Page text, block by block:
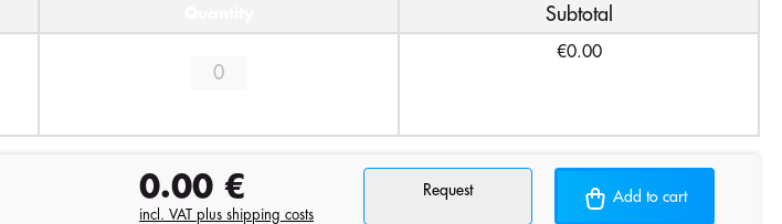
Subtotal
€0.00
0.00 €
incl. VAT plus shipping costs
Request Add to cart